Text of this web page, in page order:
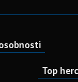
Top